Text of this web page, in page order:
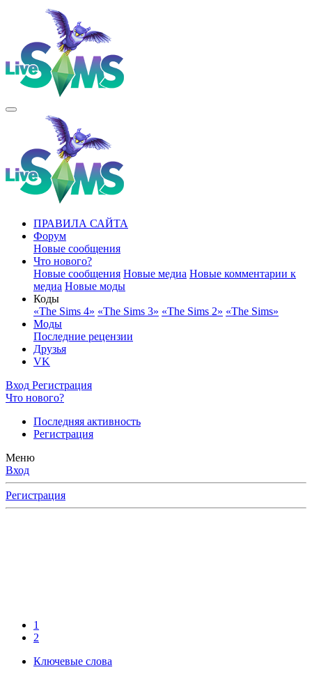
ПРАВИЛА САЙТА
Форум
Новые сообщения
Что нового?
Новые сообщения Новые медиа Новые комментарии к
медиа Новые моды
Коды
«The Sims 4» «The Sims 3» «The Sims 2» «The Sims»
Моды
Последние рецензии
Друзья
VK
Вход Регистрация
Что нового?
Последняя активность
Регистрация
Меню
Вход
Регистрация
1
2
Ключевые слова